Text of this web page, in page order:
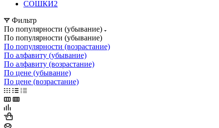
СОШКИ2
Фильтр
По популярности (убывание)
По популярности (убывание)
По популярности (возрастание)
По алфавиту (убывание)
По алфавиту (возрастание)
По цене (убывание)
По цене (возрастание)